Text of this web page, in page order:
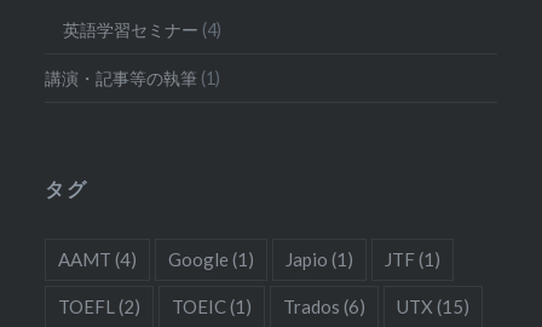
英語学習セミナー (4)
講演・記事等の執筆 (1)
タグ
AAMT (4) Google (1) Japio (1) JTF(1)
TOEFL (2) TOEIC(1) Trados (6) UTX (15)